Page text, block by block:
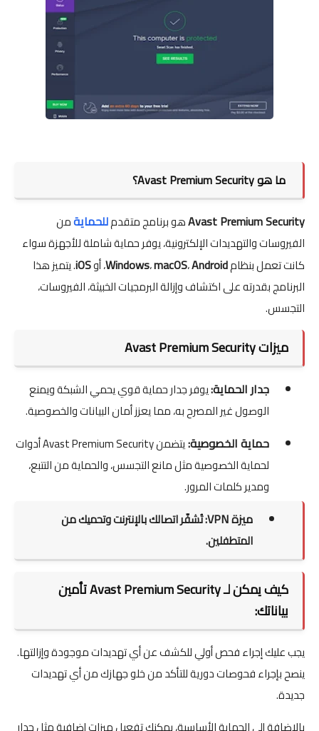
ما هو Avast Premium Security؟
Avast Premium Securityهو برنامج متقدمللحمايةمن
الفيروسات والتهديدات الإلكترونية، يوفر حماية شاملة للأجهزة سواء
كانت تعمل بنظام
Windows،macOS،Android ، أوiOS. يتميز هذا
البرنامج بقدرته على اكتشاف وإزالة البرمجيات الخبيثة، الفيروسات،
التجسس.
ميزات Avast Premium Security
جدار الحماية:يوفر جدار حماية قوي يحمي الشبكة ويمنع
الوصول غير المصرح به، مما يعزز أمان البيانات والخصوصية.
حماية الخصوصية:
يتضمن Avast Premium Security أدوات
لحماية الخصوصية مثل مانع التجسس، والحماية من التتبع،
ومدير كلمات المرور.
ميزة VPN:
تُشفّر اتصالك بالإنترنت وتحميك من
المتطفلين.
كيف يمكن لـ Avast Premium Security تأمين
بياناتك:
يجب عليك إجراء فحص أولي للكشف عن أي تهديدات موجودة وإزالتها.
ينصح بإجراء فحوصات دورية للتأكد من خلو جهازك من أي تهديدات
جديدة.